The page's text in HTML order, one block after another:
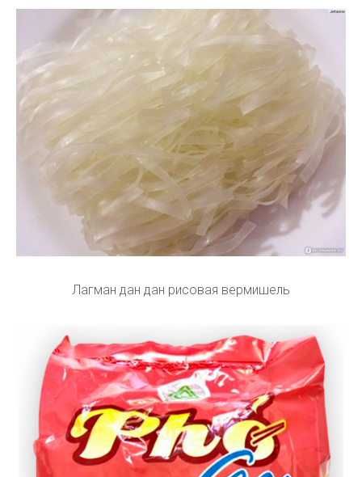
Лагман дан дан рисовая вермишель